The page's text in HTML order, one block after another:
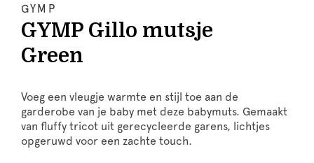
GYMP
GYMP Gillo mutsje
Green
Voeg een vleugje warmte en stijl toe aan de
garderobe van je baby met deze babymuts. Gemaakt
van fluffy tricot uit gerecycleerde garens, lichtjes
opgeruwd voor een zachte touch.